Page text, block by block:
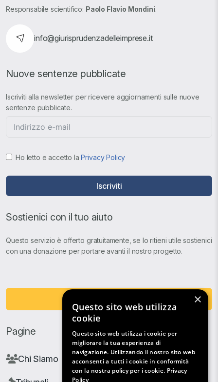
Responsabile scientifico: Paolo Flavio Mondini.
info@giurisprudenzadelleimprese.it
Nuove sentenze pubblicate
Iscriviti alla newsletter per ricevere aggiornamenti sulle nuove
sentenze pubblicate.
Ho letto e accetto laPrivacy Policy
Iscriviti
Sostienici con il tuo aiuto
Questo servizio è offerto gratuitamente, se lo ritieni utile sostienici
con una donazione per portare avanti il nostro progetto.
Pagine
Chi Siamo
×
Questo sito web utilizza
cookie
Questo sito web utilizza i cookie per
migliorare la tua esperienza di
navigazione. Utilizzando il nostro sito web
acconsenti a tutti i cookie in conformità
con la nostra policy per i cookie. Privacy
Policy